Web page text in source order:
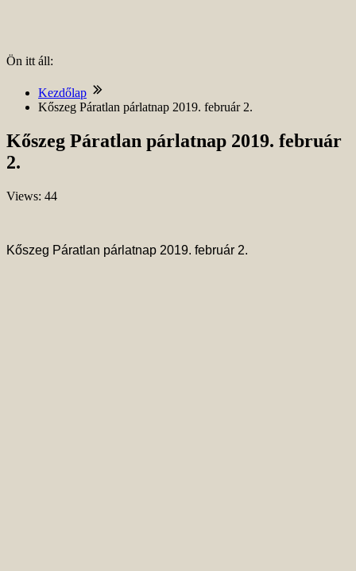
Ön itt áll:
Kezdőlap
Kőszeg Páratlan párlatnap 2019. február 2.
Kőszeg Páratlan párlatnap 2019. február
2.
Views: 44
Kőszeg Páratlan párlatnap 2019. február 2.